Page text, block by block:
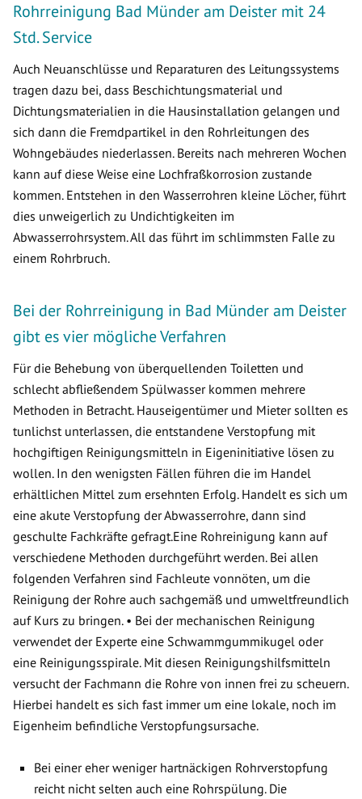
Rohrreinigung Bad Münder am Deister mit 24
Std. Service
Auch Neuanschlüsse und Reparaturen des Leitungssystems
tragen dazu bei, dass Beschichtungsmaterial und
Dichtungsmaterialien in die Hausinstallation gelangen und
sich dann die Fremdpartikel in den Rohrleitungen des
Wohngebäudes niederlassen. Bereits nach mehreren Wochen
kann auf diese Weise eine Lochfraßkorrosion zustande
kommen. Entstehen in den Wasserrohren kleine Löcher, führt
dies unweigerlich zu Undichtigkeiten im
Abwasserrohrsystem. All das führt im schlimmsten Falle zu
einem Rohrbruch.
Bei der Rohrreinigung in Bad Münder am Deister
gibt es vier mögliche Verfahren
Für die Behebung von überquellenden Toiletten und
schlecht abfließendem Spülwasser kommen mehrere
Methoden in Betracht. Hauseigentümer und Mieter sollten es
tunlichst unterlassen, die entstandene Verstopfung mit
hochgiftigen Reinigungsmitteln in Eigeninitiative lösen zu
wollen. In den wenigsten Fällen führen die im Handel
erhältlichen Mittel zum ersehnten Erfolg. Handelt es sich um
eine akute Verstopfung der Abwasserrohre, dann sind
geschulte Fachkräfte gefragt.Eine Rohreinigung kann auf
verschiedene Methoden durchgeführt werden. Bei allen
folgenden Verfahren sind Fachleute vonnöten, um die
Reinigung der Rohre auch sachgemäß und umweltfreundlich
auf Kurs zu bringen. • Bei der mechanischen Reinigung
verwendet der Experte eine Schwammgummikugel oder
eine Reinigungsspirale. Mit diesen Reinigungshilfsmitteln
versucht der Fachmann die Rohre von innen frei zu scheuern.
Hierbei handelt es sich fast immer um eine lokale, noch im
Eigenheim befindliche Verstopfungsursache.
Bei einer eher weniger hartnäckigen Rohrverstopfung
reicht nicht selten auch eine Rohrspülung. Die